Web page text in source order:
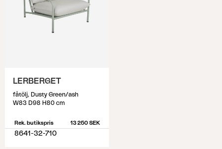
LERBERGET
fåtölj, Dusty Green/ash
W83 D98 H80 cm
Rek. butikspris 13 250 SEK
8641-32-710